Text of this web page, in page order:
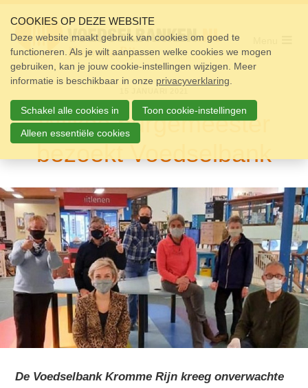
links
over
Spring
naar
de
Spring
naar
de
inhoud
Wijkse burgemeester
bezoekt Voedselbank
De Voedselbank Kromme Rijn kreeg onver­wachte
Home
Pakket
Doneren
Vrijwilligers
Doneer
Contact
Zoek
COOKIES OP DEZE WEBSITE
Deze website maakt gebruik van cookies om goed te
functioneren. Als je wilt aanpassen welke cookies we mogen
gebruiken, kan je jouw cookie-instellingen wijzigen. Meer
informatie is beschikbaar in onze privacyverklaring
Schakel alle cookies in Toon cookie-instellingen
Alleen essentiële cookies